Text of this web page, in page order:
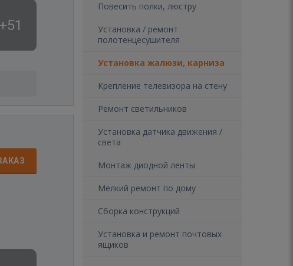
+51
Повесить полки, люстру
Установка / ремонт
полотенцесушителя
Установка жалюзи, карниза
Крепление телевизора на стену
Ремонт светильников
Установка датчика движения /
света
Монтаж диодной ленты
Мелкий ремонт по дому
Сборка конструкций
Установка и ремонт почтовых
ящиков